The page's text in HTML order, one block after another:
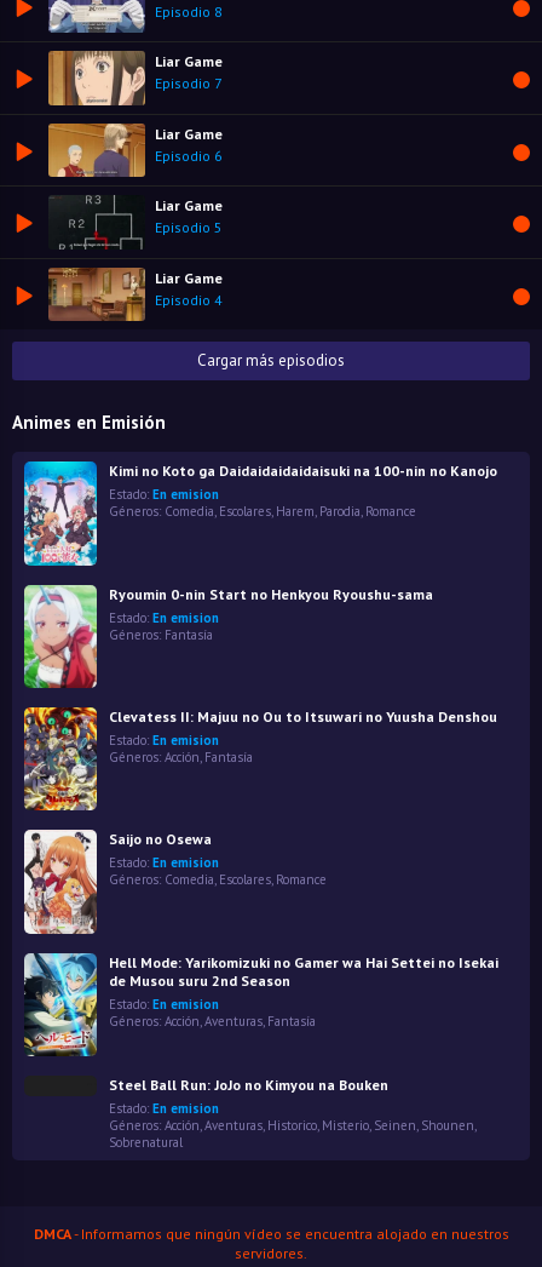
Episodio 8
Liar Game
Episodio 7
Liar Game
Episodio 6
Liar Game
Episodio 5
Liar Game
Episodio 4
Cargar más episodios
Animes en Emisión
Kimi no Koto ga Daidaidaidaidaisuki na 100-nin no Kanojo
Estado: En emision
Géneros: Comedia, Escolares, Harem, Parodia, Romance
Ryoumin 0-nin Start no Henkyou Ryoushu-sama
Estado: En emision
Géneros: Fantasía
Clevatess II: Majuu no Ou to Itsuwari no Yuusha Denshou
Estado: En emision
Géneros: Acción, Fantasía
Saijo no Osewa
Estado: En emision
Géneros: Comedia, Escolares, Romance
Hell Mode: Yarikomizuki no Gamer wa Hai Settei no Isekai
de Musou suru 2nd Season
Estado: En emision
Géneros: Acción Aventuras Fantasía
Steel Ball Run: JoJo no Kimyou na Bouken
Estado: En emision
Géneros: Acción,Aventuras, Historico, Misterio, Seinen, Shounen
Sobrenatural
DMCA- Informamos que ningún vídeo se encuentra alojado en nuestros
servidores.